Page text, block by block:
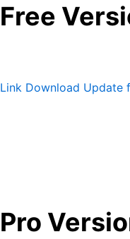
Free
Link Download Update
Pro